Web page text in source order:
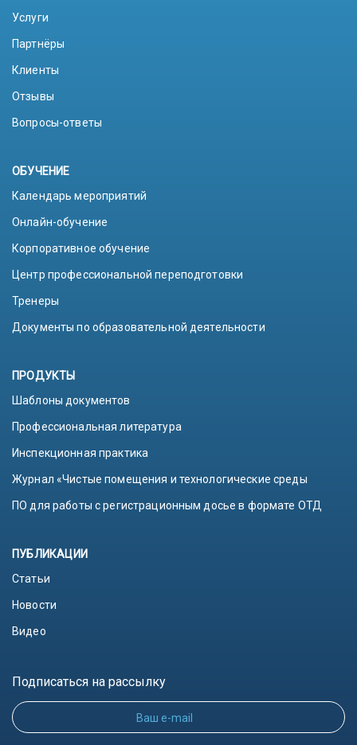
Услуги
Партнёры
Клиенты
Отзывы
Вопросы-ответы
ОБУЧЕНИЕ
Календарь мероприятий
Онлайн-обучение
Корпоративное обучение
Центр профессиональной переподготовки
Тренеры
Документы по образовательной деятельности
ПРОДУКТЫ
Шаблоны документов
Профессиональная литература
Инспекционная практика
Журнал «Чистые помещения и технологические среды
ПО для работы с регистрационным досье в формате ОТД
ПУБЛИКАЦИИ
Статьи
Новости
Видео
Подписаться на рассылку
Ваш e-mail